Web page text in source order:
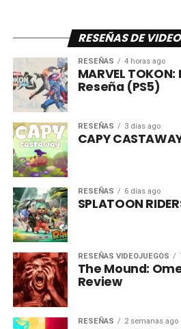
RESEÑAS DE
RESEÑAS 4 horas ago
MARVEL TOKON:
Reseña (PS5)
RESEÑAS 3 días ago
CAPY
RESEÑAS 6 días ago
SPLATOON
RESEÑAS VIDEOJUEGOS
The Mound:
Review
RESEÑAS 2 semanas ago